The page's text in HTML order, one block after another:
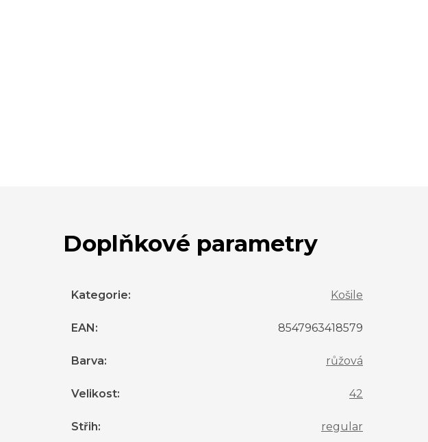
Doplňkové parametry
Kategorie: Košile
EAN : 8547963418579
Barva: růžová
Velikost: 42
Střih: regular